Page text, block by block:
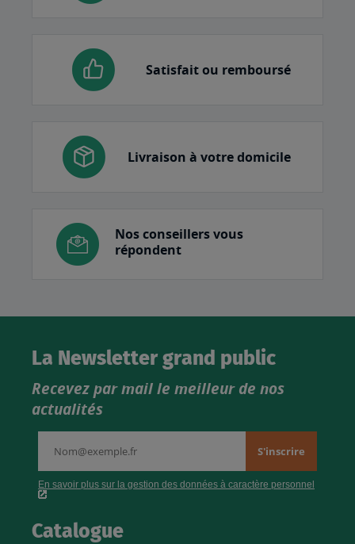
Satisfait ou remboursé
Livraison à votre domicile
Nos conseillers vous
répondent
La Newsletter grand public
Recevez par mail le meilleur de nos
actualités
Catalogue